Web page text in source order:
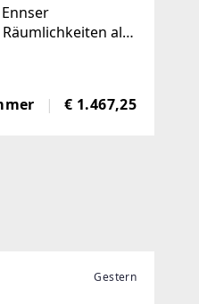
als
€ 1.467,25
Gestern